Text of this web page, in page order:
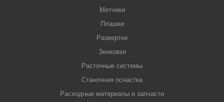
Метчики
Плашки
Развертки
Зенковки
Расточные системы
Станочная оснастка
Расходные материалы и запчасти